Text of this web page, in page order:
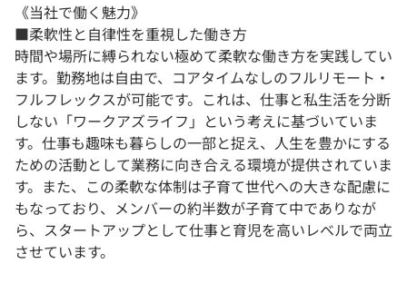
《当社で働く魅力》
■柔軟性と自律性を重視した働き方
時間や場所に縛られない極めて柔軟な働き方を実践してい
ます。勤務地は自由で、コアタイムなしのフルリモート・
フルフレックスが可能です。これは、仕事と私生活を分断
しない「ワークアズライフ」という考えに基づいていま
す。仕事も趣味も暮らしの一部と捉え、人生を豊かにする
ための活動として業務に向き合える環境が提供されていま
す。また、この柔軟な体制は子育て世代への大きな配慮に
もなっており、メンバーの約半数が子育て中でありなが
ら、スタートアップとして仕事と育児を高いレベルで両立
させています。